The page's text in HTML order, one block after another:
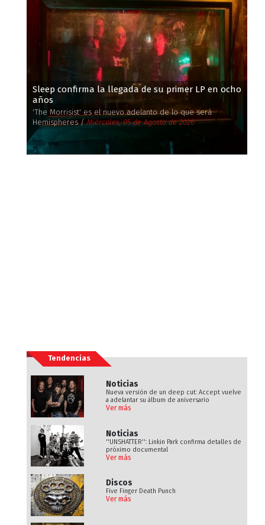
Sleep confirma la llegada de su primer LP en ocho
años
'The Morrisist' es el nuevo adelanto de lo que será
Hemispheres /Miércoles, 05 de Agosto de 2026
Tendencias
Noticias
Nueva versión de un deep cut: Accept vuelve
a adelantar su álbum de aniversario
Ver más
Noticias
''UNSHATTER'': Linkin Park confirma detalles de
próximo documental
Ver más
Discos
Five Finger Death Punch
Ver más